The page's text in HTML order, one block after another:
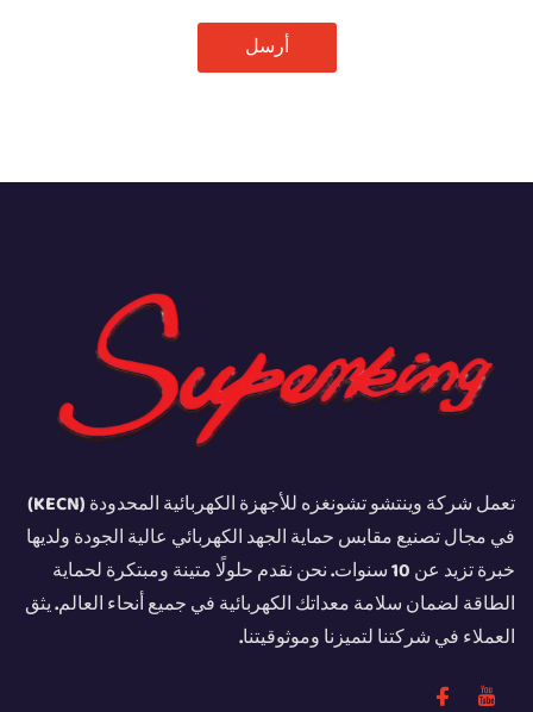
أرسل
تعمل شركة وينتشو تشونغزه للأجهزة الكهربائية المحدودة (KECN)
في مجال تصنيع مقابس حماية الجهد الكهربائي عالية الجودة ولديها
خبرة تزيد عن 10 سنوات. نحن نقدم حلولًا متينة ومبتكرة لحماية
الطاقة لضمان سلامة معداتك الكهربائية في جميع أنحاء العالم. يثق
العملاء في شركتنا لتميزنا وموثوقيتنا.